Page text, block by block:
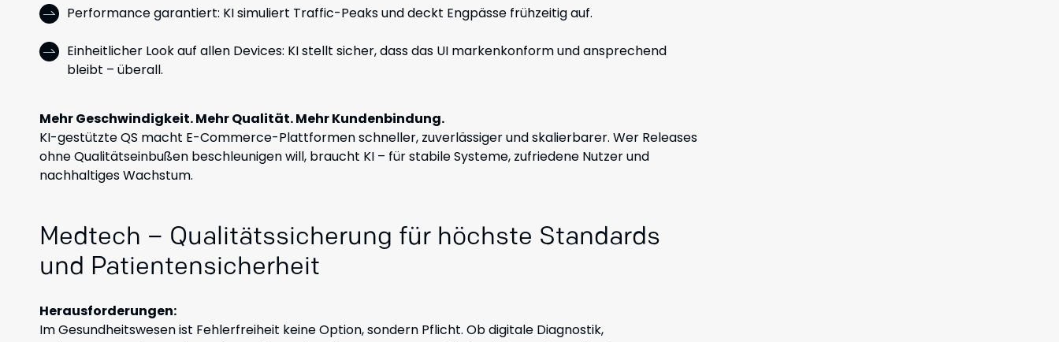
Performance garantiert: KI simuliert Traffic-Peaks und deckt Engpässe frühzeitig auf.
Einheitlicher Look auf allen Devices: KI stellt sicher, dass das UI markenkonform und ansprechend
bleibt – überall.
Mehr Geschwindigkeit. Mehr Qualität. Mehr Kundenbindung.
KI-gestützte QS macht E-Commerce-Plattformen schneller, zuverlässiger und skalierbarer. Wer Releases
ohne Qualitätseinbußen beschleunigen will, braucht KI – für stabile Systeme, zufriedene Nutzer und
nachhaltiges Wachstum.
Medtech – Qualitätssicherung für höchste Standards
und Patientensicherheit
Herausforderungen:
Im Gesundheitswesen ist Fehlerfreiheit keine Option, sondern Pflicht. Ob digitale Diagnostik,